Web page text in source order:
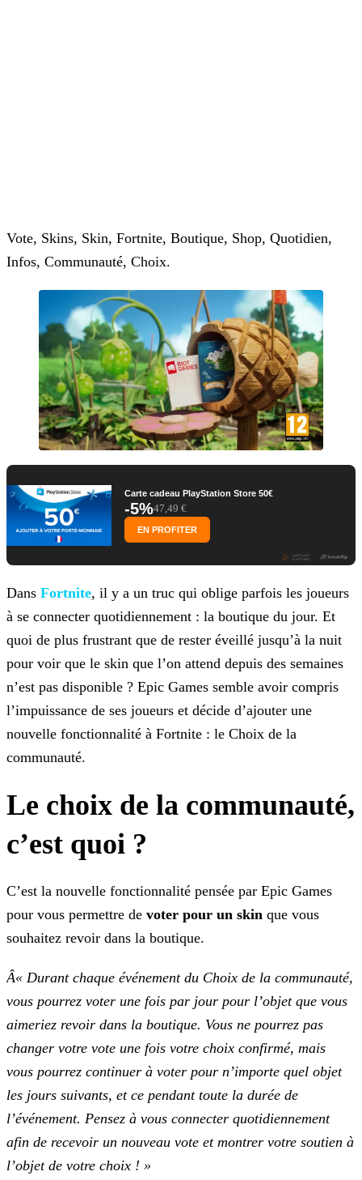
Vote, Skins, Skin, Fortnite, Boutique, Shop, Quotidien,
Infos, Communauté, Choix.
Carte cadeau PlayStation Store 50€
-5%47,49 €
EN PROFITER
Dans Fortnite, il y a un truc qui oblige parfois les joueurs
à se connecter quotidiennement : la boutique du jour. Et
quoi de plus frustrant que de rester éveillé jusqu’à la nuit
pour voir que le skin que l’on attend depuis des semaines
n’est pas disponible ? Epic Games semble avoir compris
l’impuissance de ses joueurs et décide d’ajouter une
nouvelle fonctionnalité à Fortnite : le Choix de la
communauté.
Le choix de la communauté,
c’est quoi ?
C’est la nouvelle fonctionnalité pensée par Epic Games
pour vous permettre de voter pour un skin que vous
souhaitez revoir dans la boutique.
Â« Durant chaque événement du Choix de la communauté,
vous pourrez voter une fois par jour pour l’objet que vous
aimeriez revoir dans la boutique. Vous ne pourrez pas
changer votre vote une fois votre choix confirmé, mais
vous pourrez continuer à voter pour n’importe quel objet
les jours suivants, et ce pendant toute la durée de
l’événement. Pensez à vous connecter quotidiennement
afin de recevoir un nouveau vote et montrer votre soutien à
l’objet de votre choix ! »